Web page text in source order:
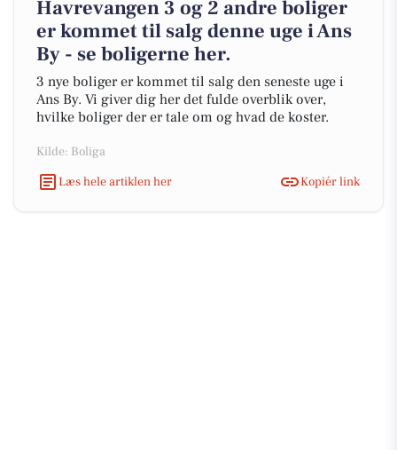
Havrevangen 3 og 2 andre boliger
er kommet til salg denne uge i Ans
By - se boligerne her.
3 nye boliger er kommet til salg den seneste uge i
Ans By. Vi giver dig her det fulde overblik over,
hvilke boliger der er tale om og hvad de koster.
Kilde: Boliga
Læs hele artiklen her
Kopiér link